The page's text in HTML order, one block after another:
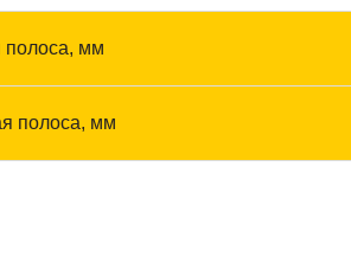
мм
полоса, мм